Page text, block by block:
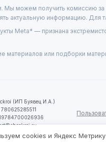
Мы можем получить комиссию
актуальную информацию. Для
Meta* — признана
или подборки
(ИП Буявец И.А.)
cookies и Яндекс